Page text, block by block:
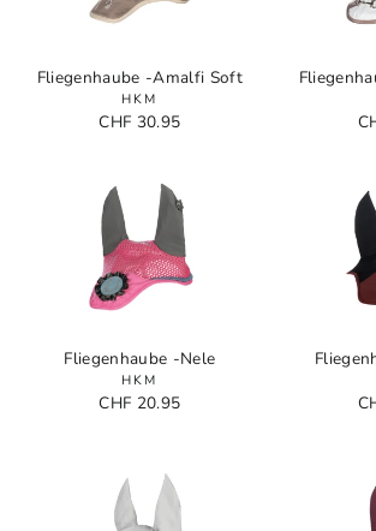
Fliegenhaube -Amalfi Soft
HKM
CHF 30.95
Fliegenhaube -Nele
HKM
CHF 20.95